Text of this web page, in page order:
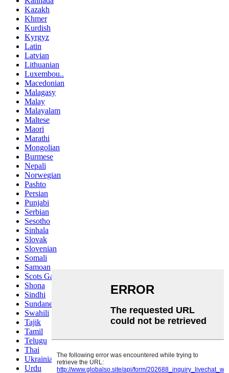
Kazakh
Khmer
Kurdish
Kyrgyz
Latin
Latvian
Lithuanian
Luxembou..
Macedonian
Malagasy
Malay
Malayalam
Maltese
Maori
Marathi
Mongolian
Burmese
Nepali
Norwegian
Pashto
Persian
Punjabi
Serbian
Sesotho
Sinhala
Slovak
Slovenian
Somali
Samoan
Scots Gaelic
Shona
Sindhi
Sundanese
Swahili
Tajik
Tamil
Telugu
Thai
Ukrainian
Urdu